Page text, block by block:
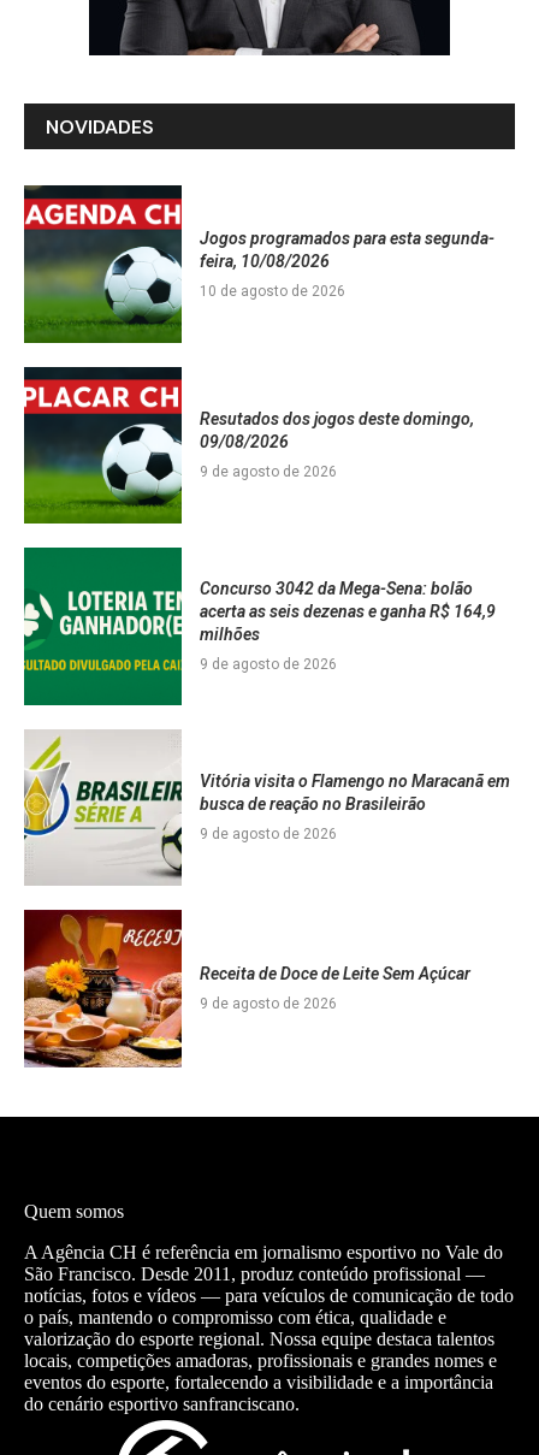
NOVIDADES
Jogos programados para esta segunda-
feira, 10/08/2026
10 de agosto de 2026
Resutados dos jogos deste domingo,
09/08/2026
9 de agosto de 2026
Concurso 3042 da Mega-Sena: bolão
acerta as seis dezenas e ganha R$ 164,9
milhões
9 de agosto de 2026
Vitória visita o Flamengo no Maracanã em
busca de reação no Brasileirão
9 de agosto de 2026
Receita de Doce de Leite Sem Açúcar
9 de agosto de 2026
Quem somos
A Agência CH é referência em jornalismo esportivo no Vale do
São Francisco. Desde 2011, produz conteúdo profissional —
notícias, fotos e vídeos — para veículos de comunicação de todo
o país, mantendo o compromisso com ética, qualidade e
valorização do esporte regional. Nossa equipe destaca talentos
locais, competições amadoras, profissionais e grandes nomes e
eventos do esporte, fortalecendo a visibilidade e a importância
do cenário esportivo sanfranciscano.